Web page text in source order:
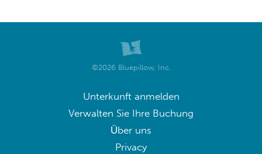
©2026 Bluepillow, Inc.
Unterkunft anmelden
Verwalten Sie Ihre Buchung
Über uns
Privacy